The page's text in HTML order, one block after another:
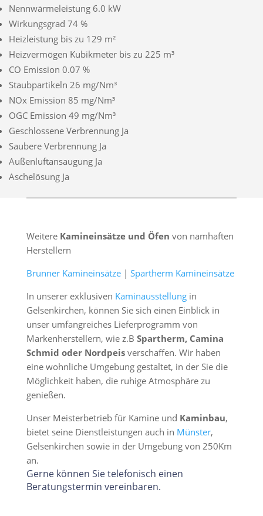
Nennwärmeleistung 6.0 kW
Wirkungsgrad 74 %
Heizleistung bis zu 129 m²
Heizvermögen Kubikmeter bis zu 225 m³
CO Emission 0.07 %
Staubpartikeln 26 mg/Nm³
NOx Emission 85 mg/Nm³
OGC Emission 49 mg/Nm³
Geschlossene Verbrennung Ja
Saubere Verbrennung Ja
Außenluftansaugung Ja
Aschelösung Ja
Weitere Kamineinsätze und Öfen von namhaften
Herstellern
Brunner Kamineinsätze| Spartherm Kamineinsätze
In unserer exklusiven Kaminausstellungin
Gelsenkirchen, können Sie sich einen Einblick in
unser umfangreiches Lieferprogramm von
Markenherstellern, wie z.B Spartherm, Camina
Schmid oder Nordpeisverschaffen. Wir haben
eine wohnliche Umgebung gestaltet, in der Sie die
Möglichkeit haben, die ruhige Atmosphäre zu
genießen.
Unser Meisterbetrieb für Kamine und Kaminbau,
bietet seine Dienstleistungen auch in Münster,
Gelsenkirchen sowie in der Umgebung von 250Km
an.
Gerne können Sie telefonisch einen
Beratungstermin vereinbaren.